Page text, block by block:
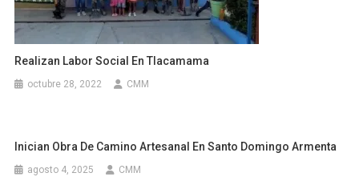
Realizan Labor Social En Tlacamama
octubre 28, 2022 CMM
Inician Obra De Camino Artesanal En Santo Domingo Armenta
agosto 4, 2025 CMM